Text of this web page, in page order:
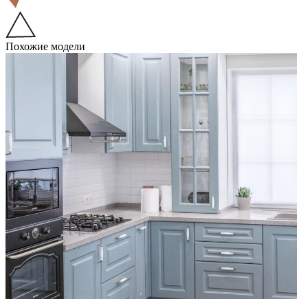
Похожие модели